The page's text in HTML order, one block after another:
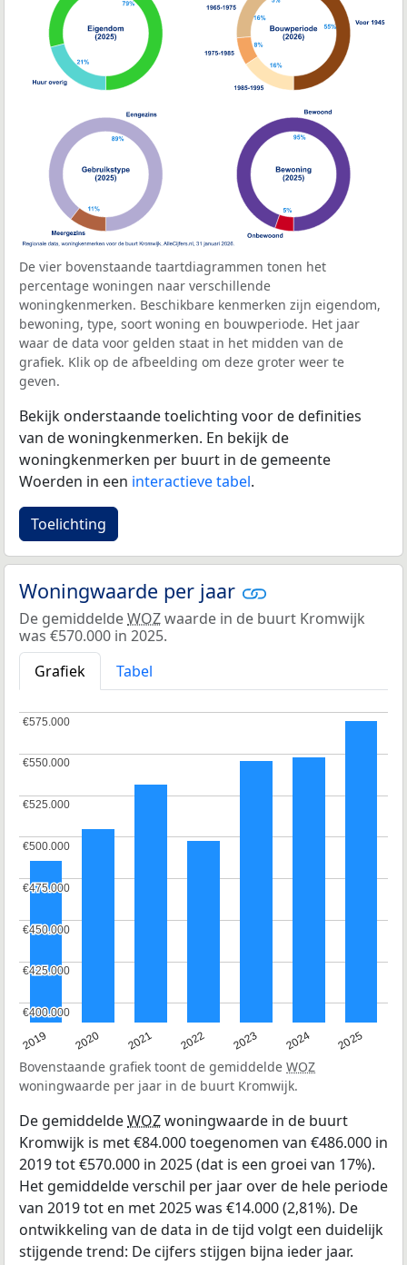
De vier bovenstaande taartdiagrammen tonen het
percentage woningen naar verschillende
woningkenmerken. Beschikbare kenmerken zijn eigendom,
bewoning, type, soort woning en bouwperiode. Het jaar
waar de data voor gelden staat in het midden van de
grafiek. Klik op de afbeelding om deze groter weer te
geven.
Bekijk onderstaande toelichting voor de definities
van de woningkenmerken. En bekijk de
woningkenmerken per buurt in de gemeente
Woerden in een interactieve tabel.
Toelichting
Woningwaarde per jaar
De gemiddeldeWOZwaarde in de buurt Kromwijk
was €570.000 in 2025.
Grafiek
Tabel
2019 2020 2021 2022 2023 2024 2025
€400.000
€400.000
€425.000
€425.000
€450.000
€450.000
€475.000
€475.000
€500.000
€500.000
€525.000
€525.000
€550.000
€550.000
€575.000
€575.000
Bovenstaande grafiek toont de gemiddelde WOZ
woningwaarde per jaar in de buurt Kromwijk.
De gemiddeldeWOZwoningwaarde in de buurt
Kromwijk is met €84.000 toegenomen van €486.000 in
2019 tot €570.000 in 2025 (dat is een groei van 17%).
Het gemiddelde verschil per jaar over de hele periode
van 2019 tot en met 2025 was €14.000 (2,81%). De
ontwikkeling van de data in de tijd volgt een duidelijk
stijgende trend: De cijfers stijgen bijna ieder jaar.